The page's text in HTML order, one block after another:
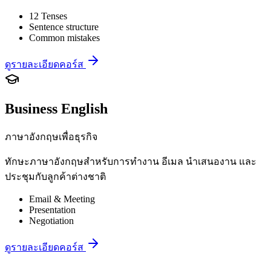
12 Tenses
Sentence structure
Common mistakes
ดูรายละเอียดคอร์ส
Business English
ภาษาอังกฤษเพื่อธุรกิจ
ทักษะภาษาอังกฤษสำหรับการทำงาน อีเมล นำเสนองาน และ
ประชุมกับลูกค้าต่างชาติ
Email & Meeting
Presentation
Negotiation
ดูรายละเอียดคอร์ส